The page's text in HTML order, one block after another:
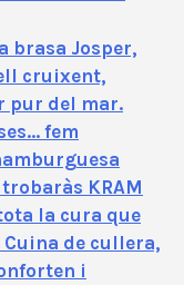
brasa Josper,
cruixent,
pur del mar.
fem
KRAM
la cura que
de cullera,
i